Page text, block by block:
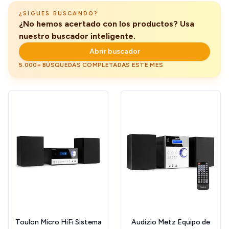
¿SIGUES BUSCANDO?
¿No hemos acertado con los productos? Usa
nuestro buscador inteligente.
Abrir buscador
5.000+ BÚSQUEDAS COMPLETADAS ESTE MES
Toulon Micro HiFi Sistema
Audizio Metz Equipo de